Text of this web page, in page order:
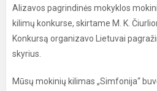
Alizavos pagrindinės mokyklos
kilimų konkurse, skirtame M. K.
Konkursą organizavo Lietuvai
skyrius.
Mūsų mokinių kilimas „Simfonija“